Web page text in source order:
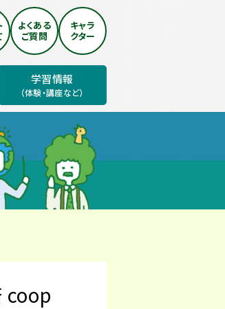
よくある
ご質問
キャラ
クター
学習情報
（体験・講座など）
coop